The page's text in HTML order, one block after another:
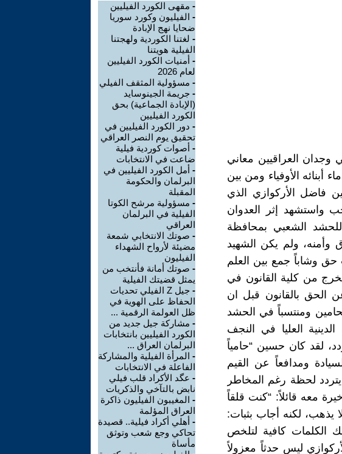
العراقيين معاني
أبنائه الأوفياء ومن بين
فاضل الأركوازي الذي
واستشهد إثر العدوان
الشعبي بمحافظة
وأمنه، ولم يكن الشهيد
وشاباً جمع بين العلم
الصدر وتخرج من كلية القانون في
الدفاع عن الحق بالقانون قبل ان
ومنتسباً في الحشد
العليا في النجف
لقد كان حسين “حامياً
ومدافعاً عن القيم
يتردد لحظة رغم المخاطر
معه قائلاً: “كنت قلقاً
يذهب، لكنه أجاب بثبات:
الكلمات كافية لتلخص
ليس حدثاً معزولاً
- مقهى الكورد الفيليين
- الفيليون وكورد سوريا
ضحايا نهج الإبادة
- لغتنا الكوردية ولهجتنا
الفيلية هويتنا
- أمنيات الكورد الفيليين
لعام 2026
- مسؤولية المثقف الفيلي
- جريمة الجينوسايد
(الإبادة الجماعية) بحق
الكورد الفيليين
- دور الكورد الفيليين في
تحقيق يوم النصر العراقي
- أصوات كوردية فيلية
ضاعت في الانتخابات
- أمل الكورد الفيليين في
البرلمان والحكومة
المقبلة
- مسؤولية مرشح الكوتا
الفيلية في البرلمان
العراقي
- صوتك الانتخابي شمعة
مضيئة لأرواح الشهداء
الفيليون
- صوتك أمانة فأنتخب من
يمثل قضيتك الفيلية
-
جيل Z الفيلي تحديات
الحفاظ على الهوية في
ظل العولمة الرقمية ...
- مشاركة جيل جديد من
الكورد الفيليين بانتخابات
البرلمان العراق ...
- المرأة الفيلية والمشاركة
الفاعلة في الانتخابات
- عگد الأكراد قلب فيلي
نابض بالتآخي والذكريات
- المغيبون الفيليون ذاكرة
العراق المؤلمة
- أهلي أكراد فيلية.. قصيدة
تحاكي وجع شعب وتوثق
مأساة